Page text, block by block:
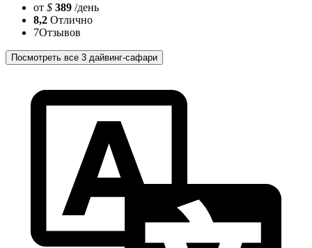
от $ 389 /день
8,2 Отлично
7Отзывов
Посмотреть все 3 дайвинг-сафари